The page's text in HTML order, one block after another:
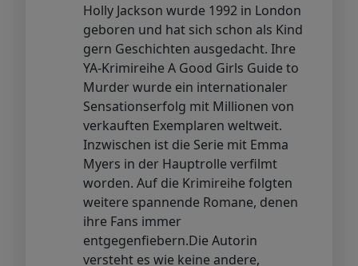
Holly Jackson wurde 1992 in London
geboren und hat sich schon als Kind
gern Geschichten ausgedacht. Ihre
YA-Krimireihe A Good Girls Guide to
Murder wurde ein internationaler
Sensationserfolg mit Millionen von
verkauften Exemplaren weltweit.
Inzwischen ist die Serie mit Emma
Myers in der Hauptrolle verfilmt
worden. Auf die Krimireihe folgten
weitere spannende Romane, denen
ihre Fans immer
entgegenfiebern.Die Autorin
versteht es wie keine andere,